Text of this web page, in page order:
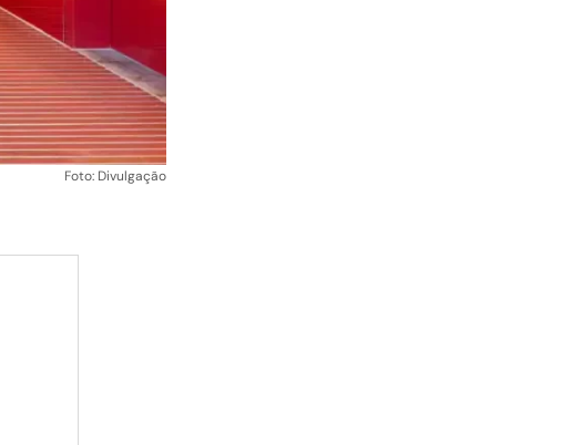
Foto: Divulgação